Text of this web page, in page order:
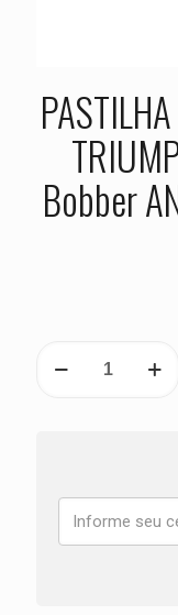
Bobber
Bobber
2021